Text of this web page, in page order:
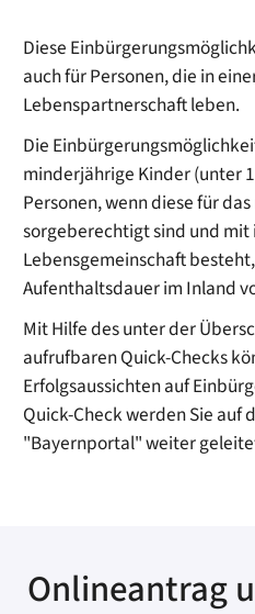
Diese
auch für Personen, die in
Lebenspartnerschaft leben.
Die
minderjährige Kinder (unter
Personen, wenn diese für
sorgeberechtigt sind und
Lebensgemeinschaft
Aufenthaltsdauer im Inland
Mit Hilfe des unter der
aufrufbaren Quick-Checks
Erfolgsaussichten auf
Quick-Check werden Sie auf
"Bayernportal" weiter
Onlineantrag